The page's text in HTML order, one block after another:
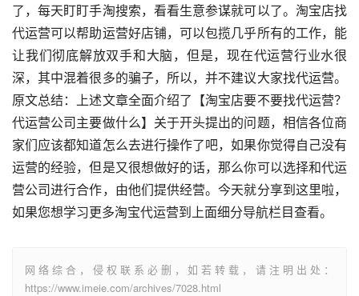
了，每天盯盯手淘搜索，看看生意参谋就可以了。淘宝店找
代运营可以帮助运营好店铺，可以包揽几乎所有的工作，能
让我们彻底解放双手和大脑，但是，现在代运营行业水很
深，其中混着很多的骗子，所以，并不建议大家找代运营。
原文总结：上述文章全面介绍了【淘宝店要不要找代运营？
代运营公司主要做什么】关于开头提出的问题，相信各位商
家们应该都知道怎么去进行操作了吧，如果你觉得自己没有
运营的经验，但是又很想做好的话，那么你可以选择和代运
营公司进行合作，由他们提供经营。今天就分享到这里啦，
如果您想学习更多淘宝代运营到上面细分导航栏目查看。
网络综合，侵权联系必删，如若转载，请注明出处：
https://www.imeie.com/archives/7028.html